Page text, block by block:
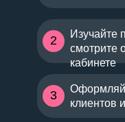
2
Изучайте
смотрите
кабинете
3
клиентов